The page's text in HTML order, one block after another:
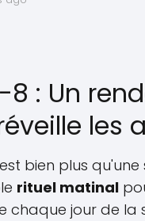
8 : Un
les
bien plus
rituel matinal
chaque jour de la